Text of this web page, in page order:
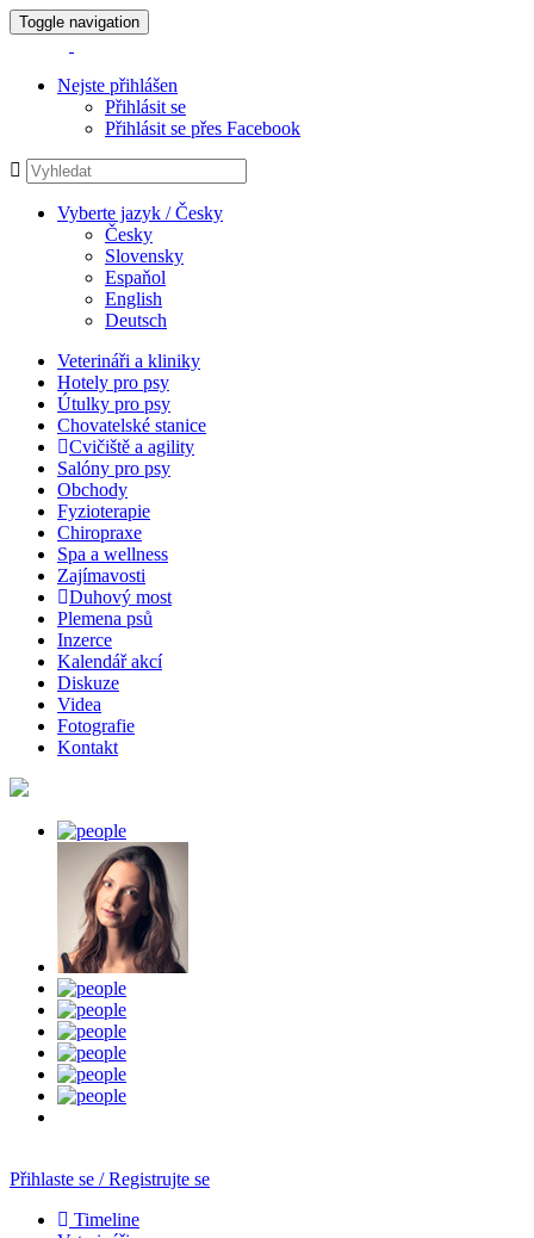
Toggle navigation
Nejste přihlášen
Přihlásit se
Přihlásit se přes Facebook
Vyberte jazyk / Česky
Česky
Slovensky
Espaňol
English
Deutsch
Veterináři a kliniky
Hotely pro psy
Útulky pro psy
Chovatelské stanice
Cvičiště a agility
Salóny pro psy
Obchody
Fyzioterapie
Chiropraxe
Spa a wellness
Zajímavosti
Duhový most
Plemena psů
Inzerce
Kalendář akcí
Diskuze
Videa
Fotografie
Kontakt
Přihlaste se / Registrujte se
Timeline